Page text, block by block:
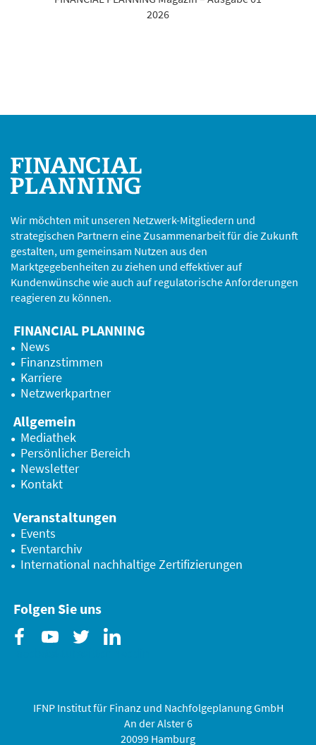
2026
Wir möchten mit unseren Netzwerk-Mitgliedern und
strategischen Partnern eine Zusammenarbeit für die Zukunft
gestalten, um gemeinsam Nutzen aus den
Marktgegebenheiten zu ziehen und effektiver auf
Kundenwünsche wie auch auf regulatorische Anforderungen
reagieren zu können.
FINANCIAL PLANNING
News
Finanzstimmen
Karriere
Netzwerkpartner
Allgemein
Mediathek
Persönlicher Bereich
Newsletter
Kontakt
Veranstaltungen
Events
Eventarchiv
International nachhaltige Zertifizierungen
Folgen Sie uns
IFNP Institut für Finanz und Nachfolgeplanung GmbH
An der Alster 6
20099 Hamburg